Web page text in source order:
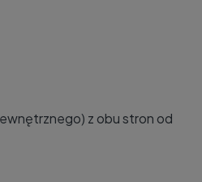
z obu stron od